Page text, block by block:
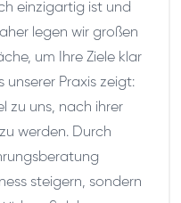
einzigartig ist und
legen wir großen
um Ihre Ziele klar
unserer Praxis zeigt:
zu uns, nach ihrer
werden. Durch
steigern, sondern